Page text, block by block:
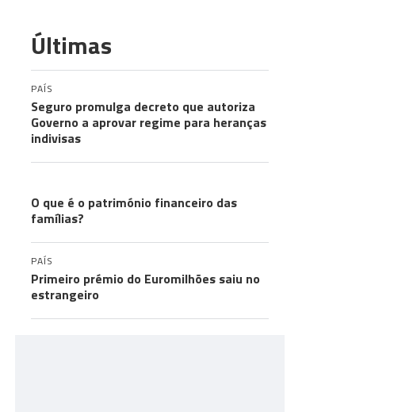
Últimas
PAÍS
Seguro promulga decreto que autoriza
Governo a aprovar regime para heranças
indivisas
O que é o património financeiro das
famílias?
PAÍS
Primeiro prémio do Euromilhões saiu no
estrangeiro